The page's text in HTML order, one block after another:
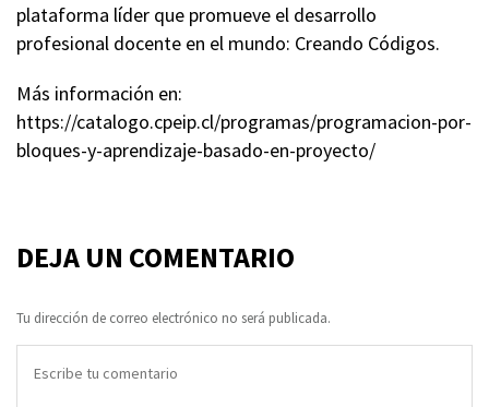
plataforma líder que promueve el desarrollo
profesional docente en el mundo: Creando Códigos.
Más información en:
https://catalogo.cpeip.cl/programas/programacion-por-
bloques-y-aprendizaje-basado-en-proyecto/
DEJA UN COMENTARIO
Tu dirección de correo electrónico no será publicada.